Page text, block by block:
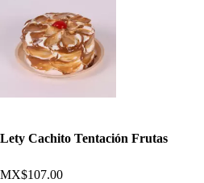
Lety Cachito Tentación Frutas
MX$107.00